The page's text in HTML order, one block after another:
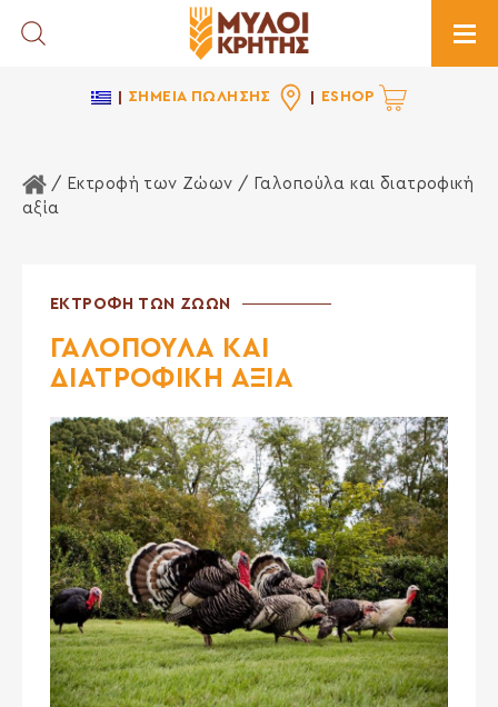
Toggle Search
ΣΗΜΕΙΑ ΠΩΛΗΣΗΣ ESHOP
Αρχική Σελίδα
/ Εκτροφή των Ζώων / Γαλοπούλα και διατροφική
αξία
ΕΚΤΡΟΦΗ ΤΩΝ ΖΩΩΝ
ΓΑΛΟΠΟΥΛΑ ΚΑΙ
ΔΙΑΤΡΟΦΙΚΗ ΑΞΙΑ